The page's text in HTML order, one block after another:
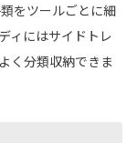
をツールごとに細
ィにはサイドトレ
く分類収納できま